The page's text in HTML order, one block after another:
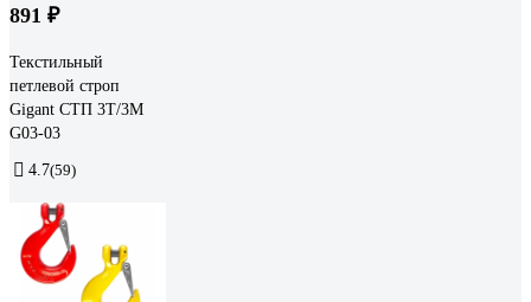
891 ₽
Текстильный
петлевой строп
Gigant СТП 3Т/3М
G03-03
4.7(59)